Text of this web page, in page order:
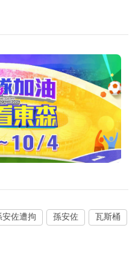
安佐遭拘 孫安佐 瓦斯桶